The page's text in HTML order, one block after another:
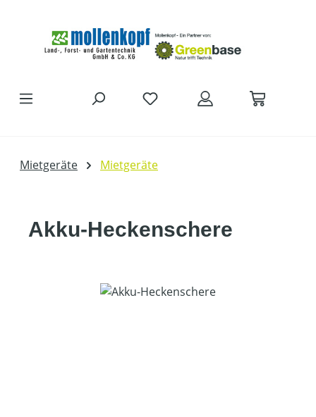
DU HAST 0 PRODUKTE AUF
Mietgeräte Mietgeräte
Akku-Heckenschere
Bildergalerie überspringen